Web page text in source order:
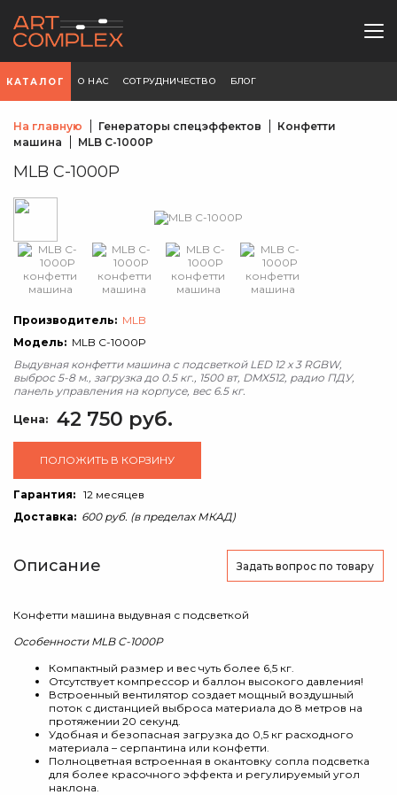
КАТАЛОГ О НАС СОТРУДНИЧЕСТВО БЛОГ
На главную Генераторы спецэффектов
Конфетти
машина
MLB C-1000P
MLB C-1000P
Производитель: MLB
Модель: MLB C-1000P
Выдувная конфетти машина с подсветкой LED 12 х 3 RGBW,
выброс 5-8 м., загрузка до 0.5 кг., 1500 вт, DMX512, радио ПДУ,
панель управления на корпусе, вес 6.5 кг.
Цена: 42 750 руб.
ПОЛОЖИТЬ В КОРЗИНУ
Гарантия: 12 месяцев
Доставка: 600 руб. (в пределах МКАД)
Описание Задать вопрос по товару
Конфетти машина выдувная с подсветкой
Особенности MLB C-1000P
Компактный размер и вес чуть более 6,5 кг.
Отсутствует компрессор и баллон высокого давления!
Встроенный вентилятор создает мощный воздушный
поток с дистанцией выброса материала до 8 метров на
протяжении 20 секунд.
Удобная и безопасная загрузка до 0,5 кг расходного
материала – серпантина или конфетти.
Полноцветная встроенная в окантовку сопла подсветка
для более красочного эффекта и регулируемый угол
наклона.